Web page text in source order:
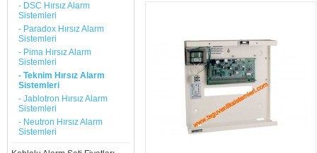
- DSC Hırsız Alarm
Sistemleri
- Paradox Hırsız Alarm
Sistemleri
- Pima Hırsız Alarm
Sistemleri
- Teknim Hırsız Alarm
Sistemleri
- Jablotron Hırsız Alarm
Sistemleri
- Neutron Hırsız Alarm
Sistemleri